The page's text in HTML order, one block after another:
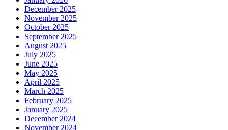
December 2025
November 2025
October 2025
September 2025
August 2025
July 2025
June 2025
May 2025
April 2025
March 2025
February 2025
January 2025
December 2024
November 2024